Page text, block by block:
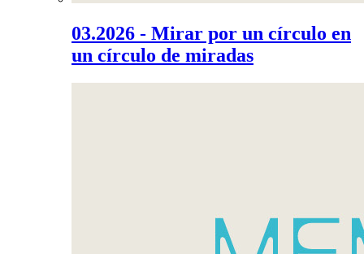
03.2026 - Mirar por un círculo en
un círculo de miradas